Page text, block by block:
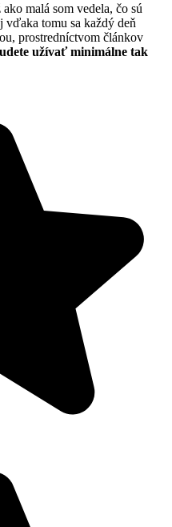
malá som vedela, čo sú
vďaka tomu sa každý deň
prostredníctvom článkov
užívať minimálne tak